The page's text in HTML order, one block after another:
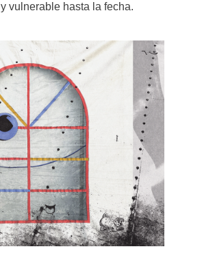
vulnerable hasta la fecha.